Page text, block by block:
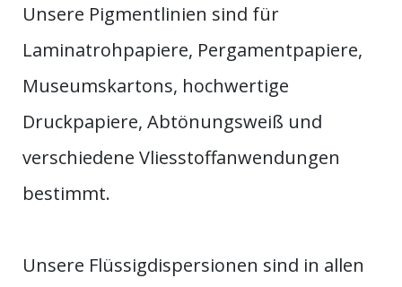
Unsere Pigmentlinien sind für
Laminatrohpapiere, Pergamentpapiere,
Museumskartons, hochwertige
Druckpapiere, Abtönungsweiß und
verschiedene Vliesstoffanwendungen
bestimmt.
Unsere Flüssigdispersionen sind in allen